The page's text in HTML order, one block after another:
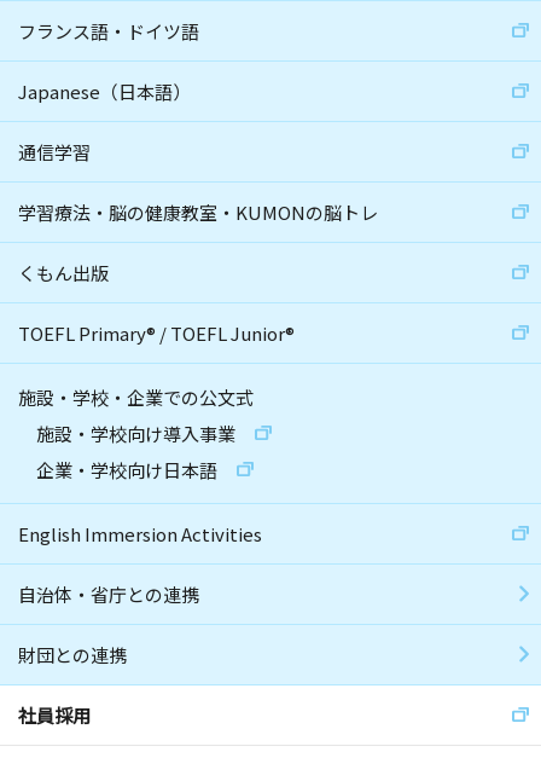
フランス語・ドイツ語
Japanese（日本語）
通信学習
学習療法・脳の健康教室・KUMONの脳トレ
くもん出版
TOEFL Primary® /TOEFL Junior®
施設・学校・企業での公文式
施設・学校向け導入事業
企業・学校向け日本語
English Immersion Activities
自治体・省庁との連携
財団との連携
社員採用